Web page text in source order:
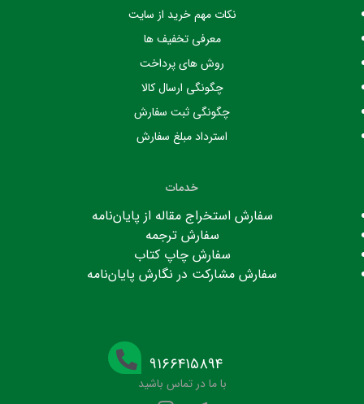
نکات مهم خرید از سایت
معرفی تخفیف ها
روش های پرداخت
چگونگی ارسال کالا
چگونگی ثبت سفارش
استرداد مبلغ سفارش
خدمات
سفارش استخراج مقاله از پایان‌نامه
سفارش ترجمه
سفارش چاپ کتاب
سفارش مشارکت در نگارش پایان‌نامه
۹۱۶۶۴۱۵۸۹۴
با ما در تماس باشید